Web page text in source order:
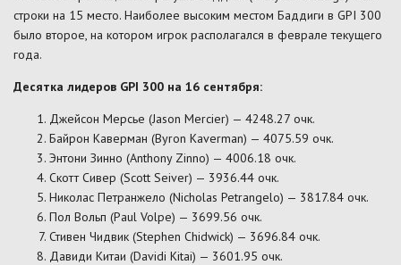
строки на 15 место. Наиболее высоким местом Баддиги в GPI 300
было второе, на котором игрок располагался в феврале текущего
года.
Десятка лидеров GPI 300 на 16 сентября:
Джейсон Мерсье (Jason Mercier) — 4248.27 очк.
Байрон Каверман (Byron Kaverman) — 4075.59 очк.
Энтони Зинно (Anthony Zinno) — 4006.18 очк.
Скотт Сивер (Scott Seiver) — 3936.44 очк.
Николас Петранжело (Nicholas Petrangelo) — 3817.84 очк.
Пол Вольп (Paul Volpe) — 3699.56 очк.
Стивен Чидвик (Stephen Chidwick) — 3696.84 очк.
Давиди Китаи (Davidi Kitai) — 3601.95 очк.